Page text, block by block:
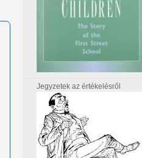
Jegyzetek az értékelésről